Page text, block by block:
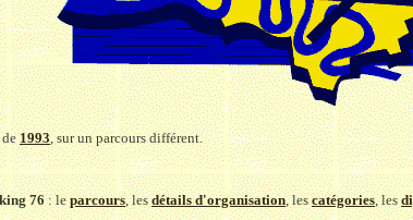
de1993, sur un parcours différent.
76: leparcours, lesdétails d'organisation, lescatégories, les